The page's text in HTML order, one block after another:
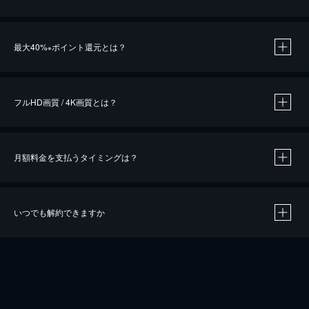
最大40%※ポイント還元とは？
※40％ポイント還元の対象は、クレジットカード決済による作品の購入 / レンタルです。
iOSアプリのUコイン決済による作品の購入 / レンタルは、20％のポイント還元です。
フルHD画質 / 4K画質とは？
月額料金を支払うタイミングは？
いつでも解約できますか